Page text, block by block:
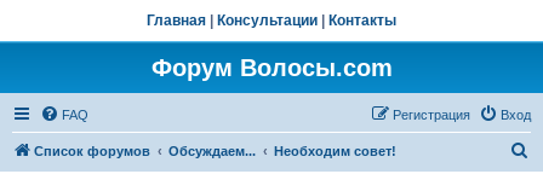
Главная Консультации Контакты
Форум Волосы.com
FAQ Вход
Регистрация
Список форумов Обсуждаем... Необходим совет!